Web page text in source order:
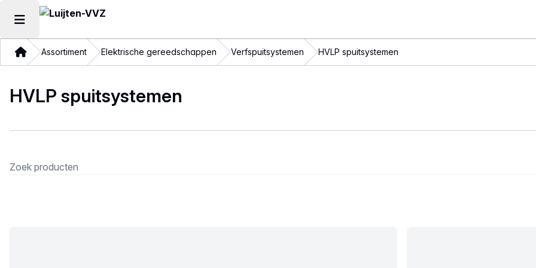
Hoofdmenu openen
ThuisAssortiment Elektrische gereedschappen Verfspuitsystemen HVLP spuitsystemen
HVLP spuitsystemen